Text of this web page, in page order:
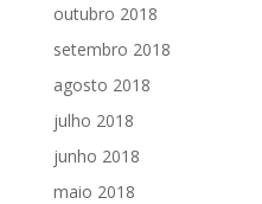
outubro 2018
setembro 2018
agosto 2018
julho 2018
junho 2018
maio 2018